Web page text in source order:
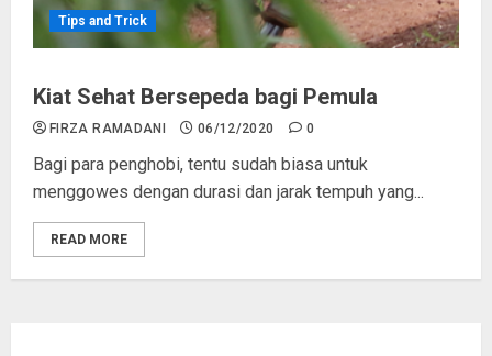
Tips and Trick
Kiat Sehat Bersepeda bagi Pemula
FIRZA RAMADANI 06/12/2020 0
Bagi para penghobi, tentu sudah biasa untuk
menggowes dengan durasi dan jarak tempuh yang...
READ MORE